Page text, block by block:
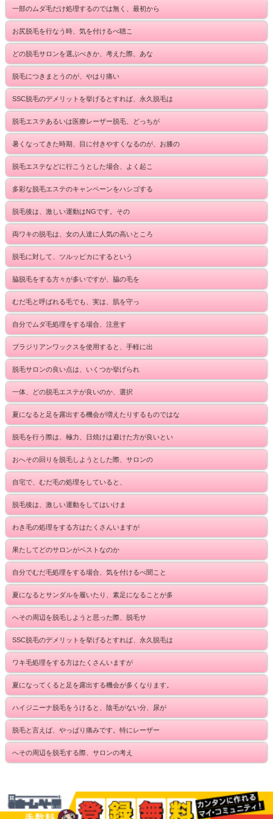
一部のムダ毛だけ処理するのでは無く、最初から
お尻脱毛を行なう時、気を付けるべ聴こ
どの脱毛サロンを選ぶべきか、考えた際、あな
脱毛につきまとうのが、やはり痛い
SSC脱毛のデメリットを挙げるとすれば、永久脱毛は
脱毛エステあるいは医療レーザー脱毛、どっちが
暑くなってきた時期、目に付きやすくなるのが、お膝の
脱毛エステなどに行こうとした場合、よく起こ
多彩な脱毛エステのキャンペーンをハシゴする
脱毛後は、激しい運動はNGです。その
両ワキの脱毛は、女の人達に人気の高いところ
脱毛に対して、ツルッピカにするという
脇脱毛をする方々が多いですが、脇の毛を
むだ毛と呼ばれる毛でも、実は、肌を守っ
自分でムダ毛処理をする場合、注意す
ブラジリアンワックスを使用すると、手軽に出
脱毛サロンの良い点は、いくつか挙げられ
一体、どの脱毛エステが良いのか、選択
夏になると足を露出する機会が増えたりするものではな
脱毛を行う際は、極力、日焼けは避けた方が良いとい
おへその回りを脱毛しようとした際、サロンの
自宅で、むだ毛の処理をしていると、
脱毛後は、激しい運動をしてはいけま
わき毛の処理をする方はたくさんいますが
果たしてどのサロンがベストなのか
自分でむだ毛処理をする場合、気を付けるべ聞こと
夏になるとサンダルを履いたり、素足になることが多
へその周辺を脱毛しようと思った際、脱毛サ
SSC脱毛のデメリットを挙げるとすれば、永久脱毛は
ワキ毛処理をする方はたくさんいますが
夏になってくると足を露出する機会が多くなります。
ハイジニーナ脱毛をうけると、陰毛がない分、尿が
脱毛と言えば、やっぱり痛みです。特にレーザー
へその周辺を脱毛する際、サロンの考え
Copyright (C) 2014 ミュゼ横浜ららぽーと店《ネット予約限定》お得なキャンペー